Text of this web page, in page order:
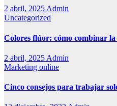
2 abril, 2025Admin
Uncategorized
Colores flúor: cómo combinar
2 abril, 2025 Admin
Marketing online
Cinco consejos para trabajar